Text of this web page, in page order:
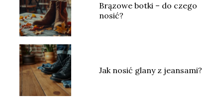
Brązowe botki – do czego
nosić?
Jak nosić glany z jeansami?